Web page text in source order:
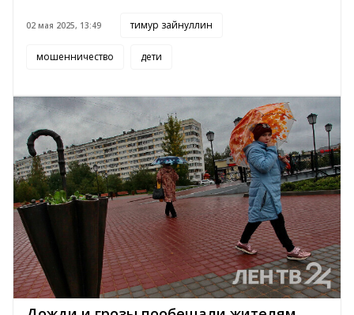
02 мая 2025, 13:49 тимур зайнуллин
мошенничество дети